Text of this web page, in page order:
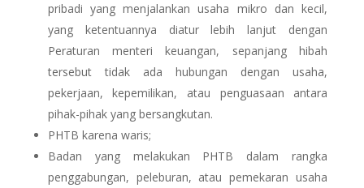
pribadi yang menjalankan usaha mikro dan kecil,
yang ketentuannya diatur lebih lanjut dengan
Peraturan menteri keuangan, sepanjang hibah
tersebut tidak ada hubungan dengan usaha,
pekerjaan, kepemilikan, atau penguasaan antara
pihak-pihak yang bersangkutan.
PHTB karena waris;
Badan yang melakukan PHTB dalam rangka
penggabungan, peleburan, atau pemekaran usaha